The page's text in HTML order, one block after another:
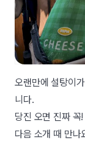
오랜만에 설탕이
니다.
당진 오면 진짜
다음 소개 때 만